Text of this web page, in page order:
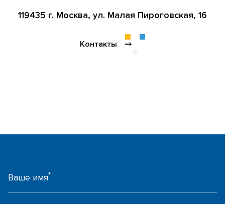
119435 г. Москва, ул. Малая Пироговская, 16
Контакты
Ваше имя*